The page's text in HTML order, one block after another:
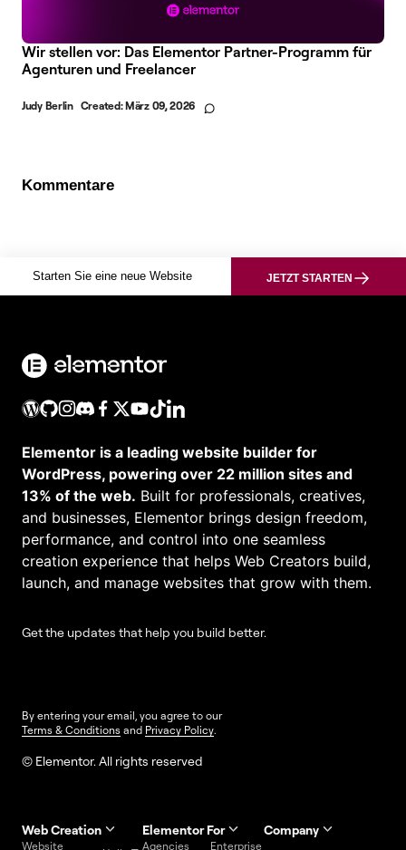
Wir stellen vor: Das Elementor Partner-Programm für
Agenturen und Freelancer
Judy Berlin Created:März 09, 2026
Kommentare
Starten Sie eine neue Website JETZT STARTEN
Elementor is a leading website builder for
WordPress, powering over 22 million sites and
13% of the web. Built for professionals, creatives,
and businesses, Elementor brings design freedom,
performance, and control into one seamless
creation experience that helps Web Creators build,
launch, and manage websites that grow with them.
Get the updates that help you build better.
By entering your email, you agree to our
Terms & Conditions and Privacy Policy.
© Elementor. All rights reserved
Web Creation
Website
Elementor For
Agencies Enterprise
Company